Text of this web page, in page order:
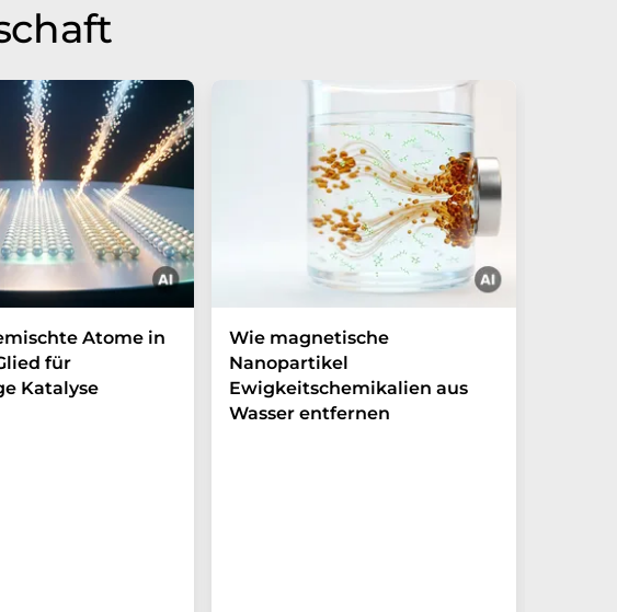
Atome in
für
Katalyse
Wie magnetische
Nanopartikel
Ewigkeitschemikalien aus
Wasser entfernen